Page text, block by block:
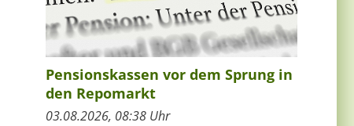
Pensionskassen vor dem Sprung in
den Repomarkt
03.08.2026, 08:38 Uhr